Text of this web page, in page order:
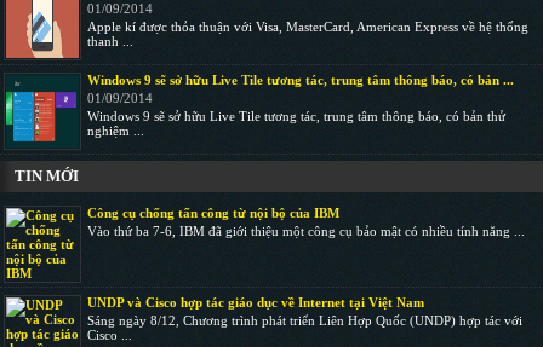
01/09/2014
Apple kí được thỏa thuận với Visa, MasterCard, American Express về hệ thống
thanh ...
Windows 9 sẽ sở hữu Live Tile tương tác, trung tâm thông báo, có bản ...
01/09/2014
Windows 9 sẽ sở hữu Live Tile tương tác, trung tâm thông báo, có bản thử
nghiệm ...
TIN MỚI
Công cụ chống tấn công từ nội bộ của IBM
Vào thứ ba 7-6, IBM đã giới thiệu một công cụ bảo mật có nhiều tính năng ...
UNDP và Cisco hợp tác giáo dục về Internet tại Việt Nam
Sáng ngày 8/12, Chương trình phát triển Liên Hợp Quốc (UNDP) hợp tác với
Cisco ...